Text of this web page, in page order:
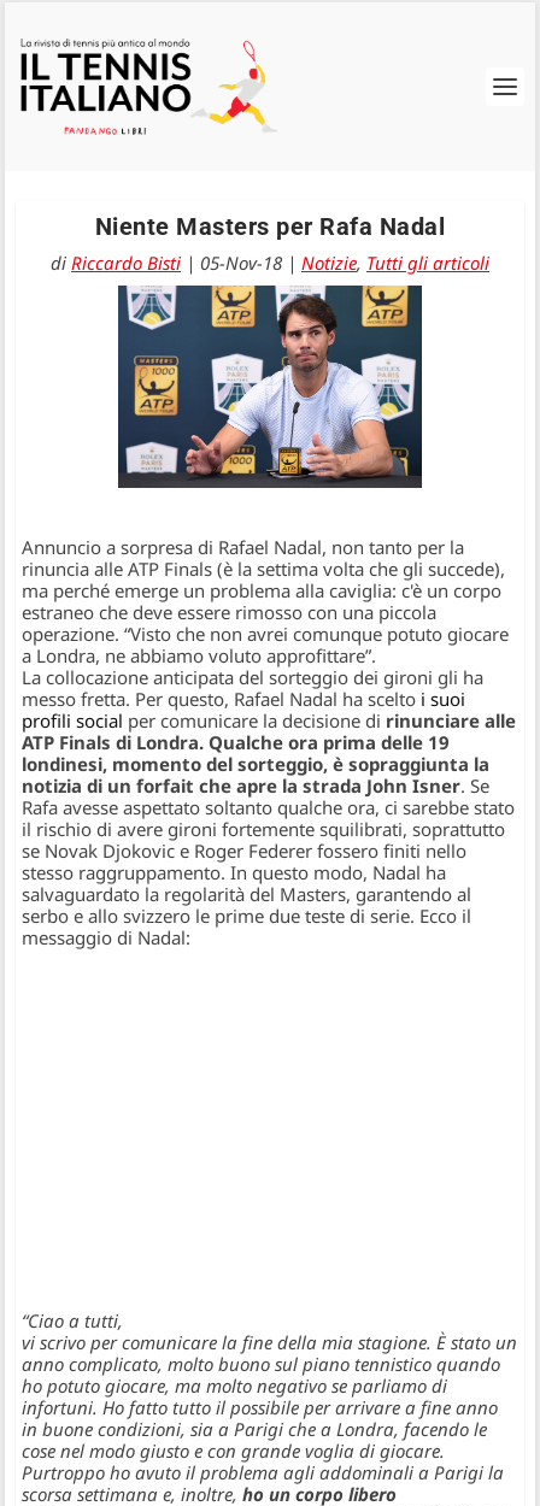
Niente Masters per Rafa Nadal
di Riccardo Bisti | 05-Nov-18 | Notizie, Tutti gli articoli
Annuncio a sorpresa di Rafael Nadal, non tanto per la
rinuncia alle ATP Finals (è la settima volta che gli succede),
ma perché emerge un problema alla caviglia: c'è un corpo
estraneo che deve essere rimosso con una piccola
operazione. “Visto che non avrei comunque potuto giocare
a Londra, ne abbiamo voluto approfittare”.
La collocazione anticipata del sorteggio dei gironi gli ha
messo fretta. Per questo, Rafael Nadal ha scelto i suoi
profili social per comunicare la decisione di rinunciare alle
ATP Finals di Londra. Qualche ora prima delle 19
londinesi, momento del sorteggio, è sopraggiunta la
notizia di un forfait che apre la strada John Isner. Se
Rafa avesse aspettato soltanto qualche ora, ci sarebbe stato
il rischio di avere gironi fortemente squilibrati, soprattutto
se Novak Djokovic e Roger Federer fossero finiti nello
stesso raggruppamento. In questo modo, Nadal ha
salvaguardato la regolarità del Masters, garantendo al
serbo e allo svizzero le prime due teste di serie. Ecco il
messaggio di Nadal:
“Ciao a tutti,
vi scrivo per comunicare la fine della mia stagione. È stato un
anno complicato, molto buono sul piano tennistico quando
ho potuto giocare, ma molto negativo se parliamo di
infortuni. Ho fatto tutto il possibile per arrivare a fine anno
in buone condizioni, sia a Parigi che a Londra, facendo le
cose nel modo giusto e con grande voglia di giocare.
Purtroppo ho avuto il problema agli addominali a Parigi la
scorsa settimana e, inoltre,ho un corpo libero